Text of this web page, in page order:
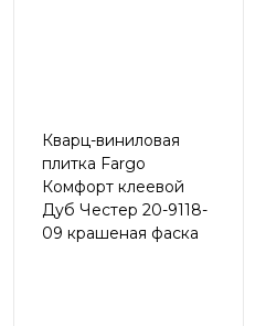
Кварц-виниловая
плитка Fargo
Комфорт клеевой
Дуб Честер 20-9118-
09 крашеная фаска